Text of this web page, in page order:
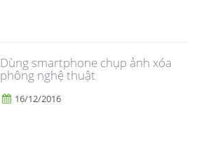
Dùng smartphone chụp ảnh xóa
phông nghệ thuật
16/12/2016